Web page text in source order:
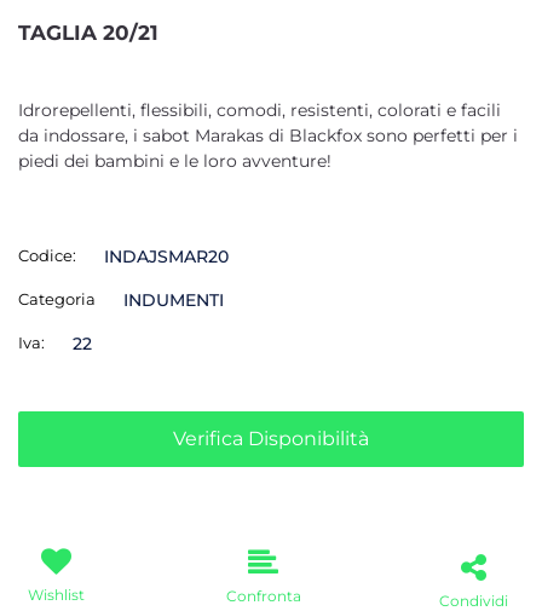
TAGLIA 20/21
Idrorepellenti, flessibili, comodi, resistenti, colorati e facili
da indossare, i sabot Marakas di Blackfox sono perfetti per i
piedi dei bambini e le loro avventure!
Codice: INDAJSMAR20
Categoria INDUMENTI
Iva: 22
Verifica Disponibilità
Wishlist Confronta Condividi